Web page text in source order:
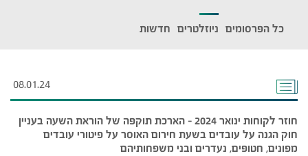
כל הפרסומים ניוזלטרים חדשות
08.01.24
חוזר לקוחות ינואר 2024 – הארכת תוקפה של הוראת השעה בעניין
חוק הגנה על עובדים בשעת חירום האוסר על פיטורי עובדים
מפונים, חטופים, נעדרים ובני משפחותיהם